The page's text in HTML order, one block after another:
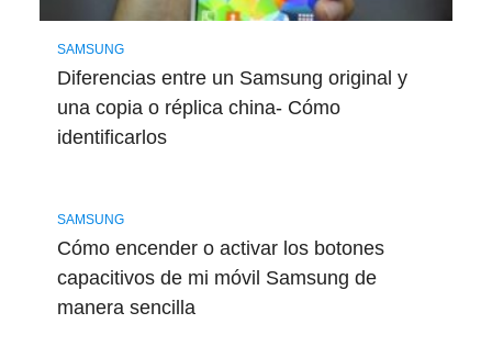
SAMSUNG
Diferencias entre un Samsung original y
una copia o réplica china- Cómo
identificarlos
SAMSUNG
Cómo encender o activar los botones
capacitivos de mi móvil Samsung de
manera sencilla